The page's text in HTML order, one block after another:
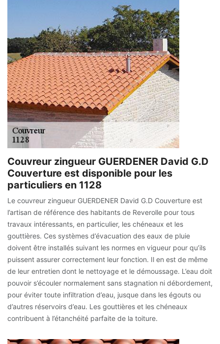
Couvreur zingueur GUERDENER David G.D
Couverture est disponible pour les
particuliers en 1128
Le couvreur zingueur GUERDENER David G.D Couverture est
l’artisan de référence des habitants de Reverolle pour tous
travaux intéressants, en particulier, les chéneaux et les
gouttières. Ces systèmes d’évacuation des eaux de pluie
doivent être installés suivant les normes en vigueur pour qu’ils
puissent assurer correctement leur fonction. Il en est de même
de leur entretien dont le nettoyage et le démoussage. L’eau doit
pouvoir s’écouler normalement sans stagnation ni débordement,
pour éviter toute infiltration d’eau, jusque dans les égouts ou
d’autres réservoirs d’eau. Les gouttières et les chéneaux
contribuent à l’étanchéité parfaite de la toiture.